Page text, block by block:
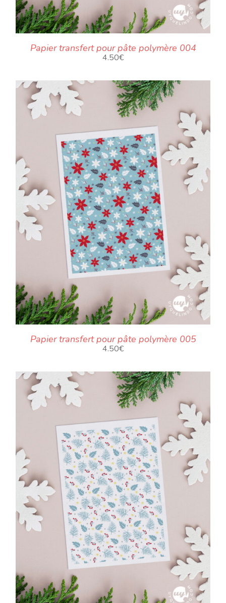
Papier transfert pour pâte polymère 004
4.50€
Papier transfert pour pâte polymère 005
4.50€